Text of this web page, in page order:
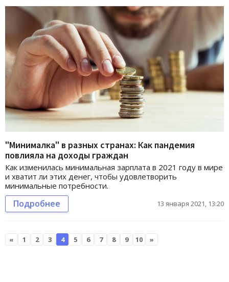
"Минималка" в разных странах: Как пандемия
повлияла на доходы граждан
Как изменилась минимальная зарплата в 2021 году в мире
и хватит ли этих денег, чтобы удовлетворить
минимальные потребности.
Подробнее 13 января 2021, 13:20
« 1 2 3 4 5 6 7 8 9 10 »